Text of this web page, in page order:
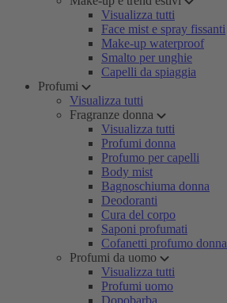
Visualizza tutti
Face mist e spray fissanti
Make-up waterproof
Smalto per unghie
Capelli da spiaggia
Profumi
Visualizza tutti
Fragranze donna
Visualizza tutti
Profumi donna
Profumo per capelli
Body mist
Bagnoschiuma donna
Deodoranti
Cura del corpo
Saponi profumati
Cofanetti profumo donna
Profumi da uomo
Visualizza tutti
Profumi uomo
Dopobarba